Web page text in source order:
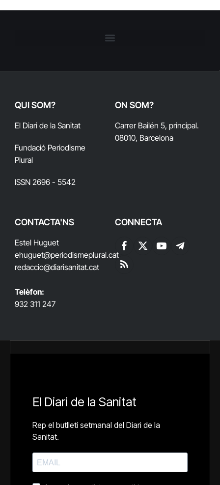
QUI SOM?
El Diari de la Sanitat
Fundació Periodisme
Plural
ISSN 2696 - 5542
ON SOM?
Carrer Bailén 5, principal.
08010, Barcelona
CONTACTA'NS
Estel Huguet
ehuguet@periodismeplural.cat
redaccio@diarisanitat.cat
Telèfon:
932 311 247
CONNECTA
Facebook
X
YouTubeTelegram
RSS